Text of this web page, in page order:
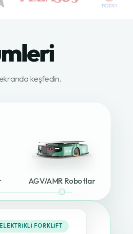
keşfedin.
ELEKTRIKLI FORKLIFT
AGV/AMR Robotlar